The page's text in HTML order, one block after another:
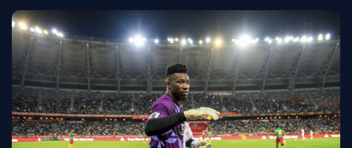
MERCATO
CDM 2026
EDF
PSG
LIGUE 1
REAL MADRID
FC BARCELONE